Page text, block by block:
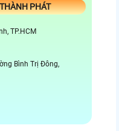
PHÁT
TP.HCM
Bình Trị Đông,